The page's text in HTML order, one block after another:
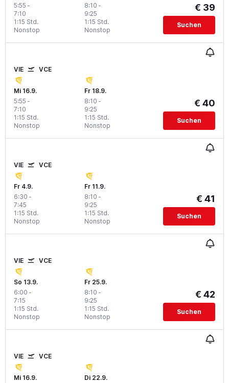
5:55 -
7:10
Nonstop
1:15 Std.
8:10 -
9:25
Nonstop
1:15 Std.
€ 39
Suchen
VIE VCE
Mi 16.9.
5:55 -
7:10
Nonstop
1:15 Std.
Fr 18.9.
8:10 -
9:25
Nonstop
1:15 Std.
€ 40
Suchen
VIE VCE
Fr 4.9.
6:30 -
7:45
Nonstop
1:15 Std.
Fr 11.9.
8:10 -
9:25
Nonstop
1:15 Std.
€ 41
Suchen
VIE VCE
So 13.9.
6:00 -
7:15
Nonstop
1:15 Std.
Fr 25.9.
8:10 -
9:25
Nonstop
1:15 Std.
€ 42
Suchen
VIE VCE
Mi 16.9.
Di 22.9.